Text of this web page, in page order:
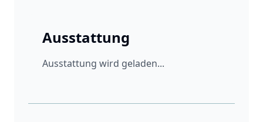
Ausstattung
Ausstattung wird geladen...